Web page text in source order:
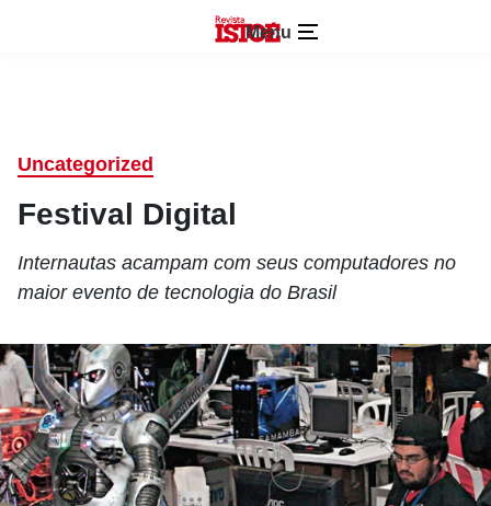
Menu
Uncategorized
Festival Digital
Internautas acampam com seus computadores no
maior evento de tecnologia do Brasil